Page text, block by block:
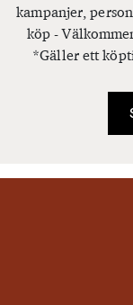
kampanjer,
köp -
*Gäller ett